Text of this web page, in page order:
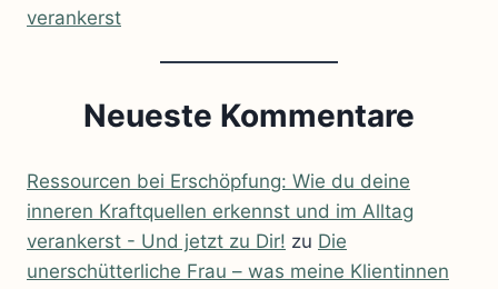
verankerst
Neueste Kommentare
Ressourcen bei Erschöpfung: Wie du deine
inneren Kraftquellen erkennst und im Alltag
verankerst - Und jetzt zu Dir! zu Die
unerschütterliche Frau – was meine Klientinnen